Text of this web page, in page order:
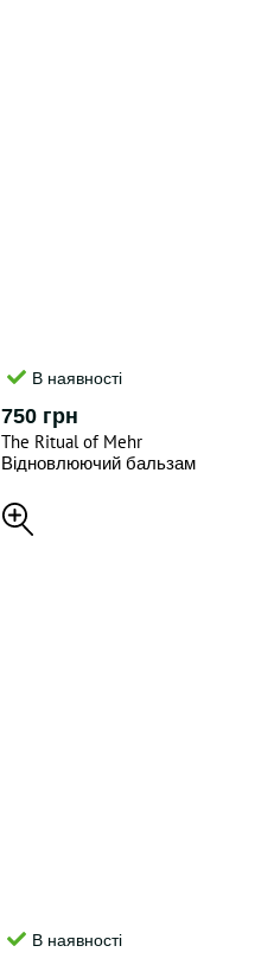
В наявності
750 грн
The Ritual of Mehr
Відновлюючий бальзам
В наявності